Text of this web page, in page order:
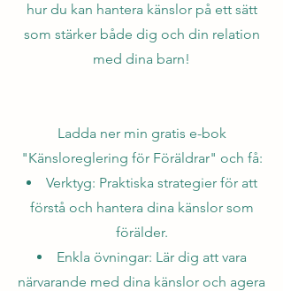
hur du kan hantera känslor på ett sätt
som stärker både dig och din relation
med dina barn!
Ladda ner min gratis e-bok
"Känsloreglering för Föräldrar" och få:
Verktyg: Praktiska strategier för att
förstå och hantera dina känslor som
förälder.
Enkla övningar: Lär dig att vara
närvarande med dina känslor och agera